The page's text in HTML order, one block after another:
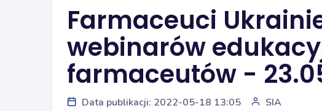
Farmaceuci
webinarów
farmaceutów -
Data publikacji: 2022-05-18 13:05 SIA